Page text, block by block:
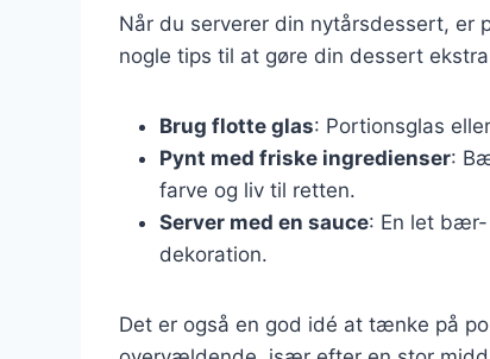
Når du serverer din nytårsdessert, er
nogle tips til at gøre din dessert
Brug flotte glas: Portionsglas
Pynt med friske ingredienser:
farve og liv til retten.
Server med en sauce: En let bær-
dekoration.
Det er også en god idé at tænke på